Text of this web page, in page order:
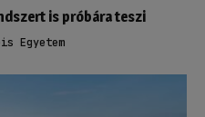
is próbára teszi
Egyetem